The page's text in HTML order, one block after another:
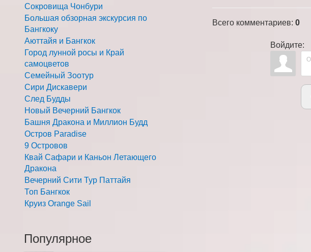
Всего комментариев: 0
Войдите:
Сокровища Чонбури
Большая обзорная экскурсия по
Бангкоку
Аюттайя и Бангкок
Город лунной росы и Край
самоцветов
Семейный Зоотур
Сири Дискавери
След Будды
Новый Вечерний Бангкок
Башня Дракона и Миллион Будд
Остров Paradise
9 Островов
Квай Сафари и Каньон Летающего
Дракона
Вечерний Сити Тур Паттайя
Топ Бангкок
Круиз Orange Sail
Популярное